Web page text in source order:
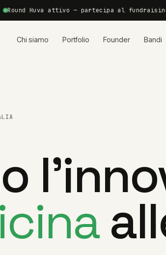
Round Huva attivo — partecipa al
Chi siamo Portfolio Founder Bandi